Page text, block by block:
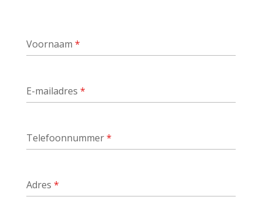
Voornaam *
E-mailadres *
Telefoonnummer*
Adres *